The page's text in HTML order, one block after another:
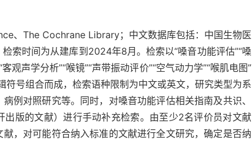
、The Cochrane Library；中文数据库包括：中国生物医
索时间为从建库到2024年8月。检索以“嗓音功能评估”“嗓
观声学分析”“喉镜”“声带振动评价”“空气动力学”“喉肌电图”
符号组合而成，检索语种限制为中文或英文，研究类型为系
例对照研究等。同时，对嗓音功能评估相关指南及共识、
版的文献）进行手动补充检索。由至少2名评价员对文献
，对可能符合纳入标准的文献进行全文研究，确定是否纳